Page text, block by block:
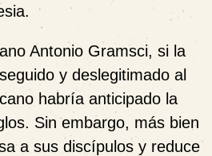
Antonio Gramsci, si la
y deslegitimado al
habría anticipado la
Sin embargo, más bien
a sus discípulos y reduce